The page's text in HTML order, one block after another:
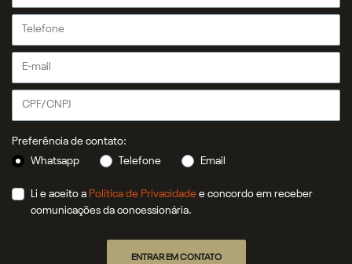
Preferência de contato:
Whatsapp
Telefone Email
Li e aceito a Política de Privacidade e concordo em receber
comunicações da concessionária.
ENTRAR EM CONTATO